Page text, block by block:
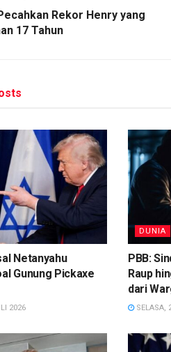
Rekor Henry yang
17 Tahun
Netanyahu
Gunung Pickaxe
2026
DUNIA
PBB:
Raup
dari
SELASA,